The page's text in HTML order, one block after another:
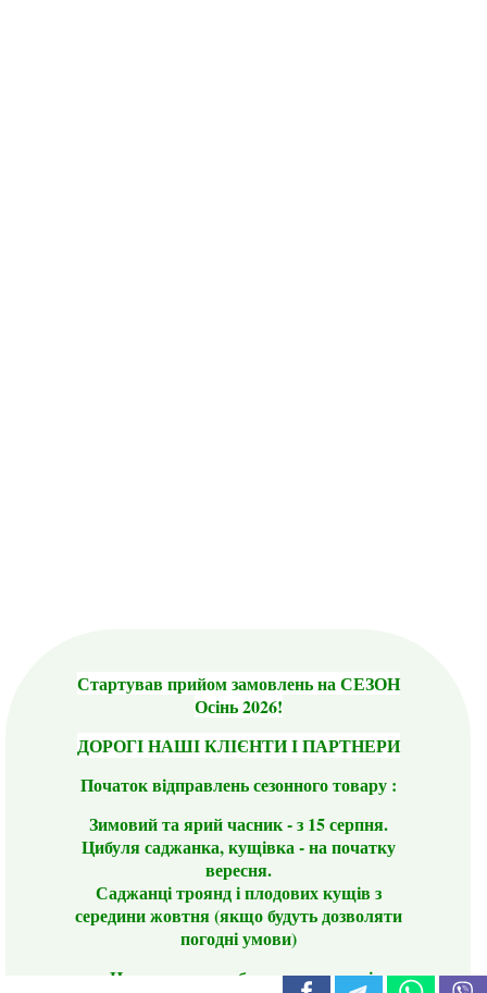
Стартував прийом замовлень на СЕЗОН
Осінь 2026!
ДОРОГІ НАШІ КЛІЄНТИ І ПАРТНЕРИ
Початок відправлень сезонного товару :
Зимовий та ярий часник - з 15 серпня.
Цибуля саджанка, кущівка - на початку
вересня.
Саджанці троянд і плодових кущів з
середини жовтня (якщо будуть дозволяти
погодні умови)
Цього сезону ви будете задоволені